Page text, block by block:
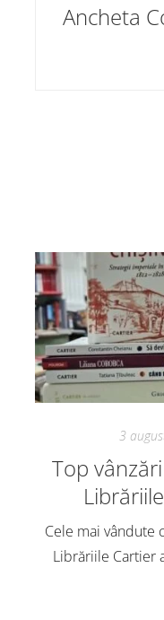
Ancheta
3
Top
Cele mai vândute
Librăriile Cartier